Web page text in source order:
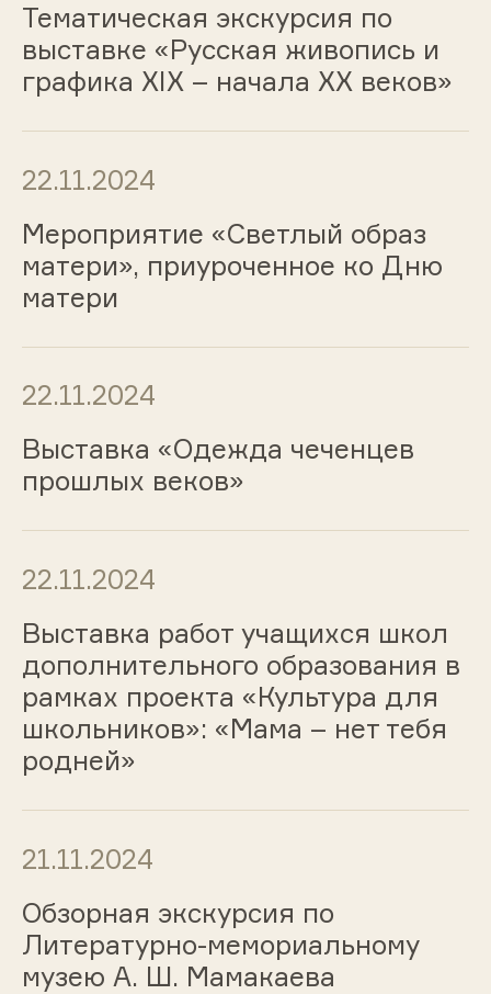
Тематическая экскурсия по
выставке «Русская живопись и
графика ХIХ – начала ХХ веков»
22.11.2024
Мероприятие «Светлый образ
матери», приуроченное ко Дню
матери
22.11.2024
Выставка «Одежда чеченцев
прошлых веков»
22.11.2024
Выставка работ учащихся школ
дополнительного образования в
рамках проекта «Культура для
школьников»: «Мама – нет тебя
родней»
21.11.2024
Обзорная экскурсия по
Литературно-мемориальному
музею А. Ш. Мамакаева